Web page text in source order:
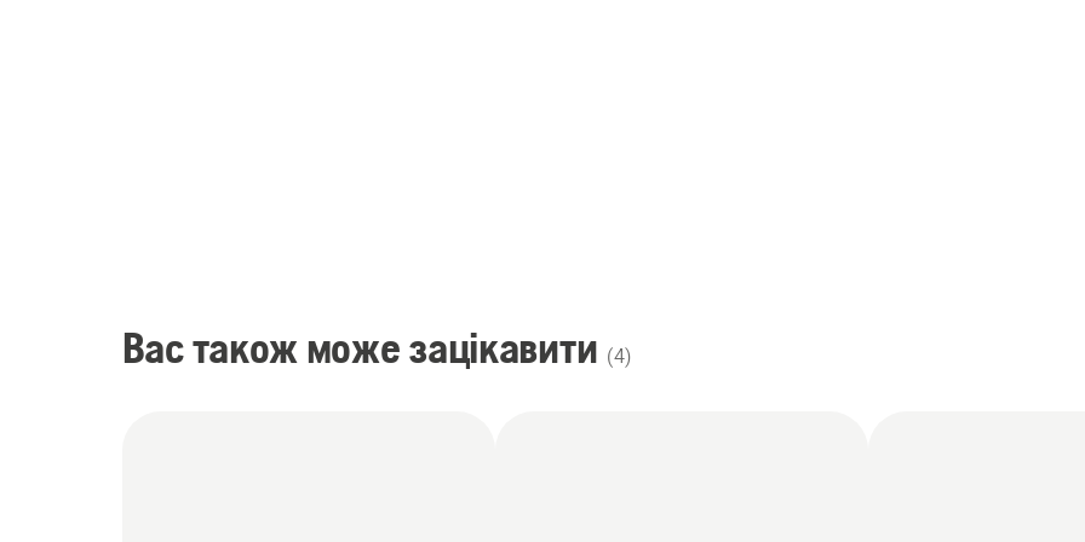
Вас також може зацікавити (4)